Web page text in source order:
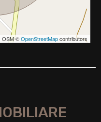
| OSM ©OpenStreetMapcontributors